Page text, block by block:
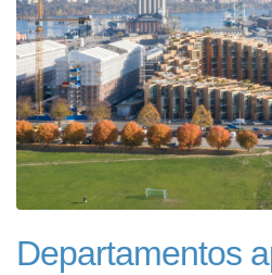
Departamentos